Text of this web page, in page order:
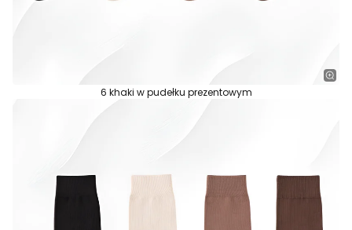
6 khaki w pudełku prezentowym